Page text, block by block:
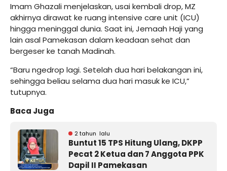
Imam Ghazali menjelaskan, usai kembali drop, MZ
akhirnya dirawat ke ruang intensive care unit (ICU)
hingga meninggal dunia. Saat ini, Jemaah Haji yang
lain asal Pamekasan dalam keadaan sehat dan
bergeser ke tanah Madinah.
“Baru ngedrop lagi. Setelah dua hari belakangan ini,
sehingga beliau selama dua hari masuk ke ICU,”
tutupnya.
Baca Juga
2 tahun lalu
Buntut 15 TPS Hitung Ulang, DKPP
Pecat 2 Ketua dan 7 Anggota PPK
Dapil II Pamekasan